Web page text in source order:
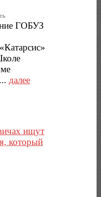
ГОБУЗ
далее
ищут
который